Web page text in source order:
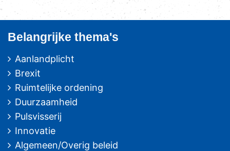
Belangrijke thema's
Aanlandplicht
Brexit
Ruimtelijke ordening
Duurzaamheid
Pulsvisserij
Innovatie
Algemeen/Overig beleid